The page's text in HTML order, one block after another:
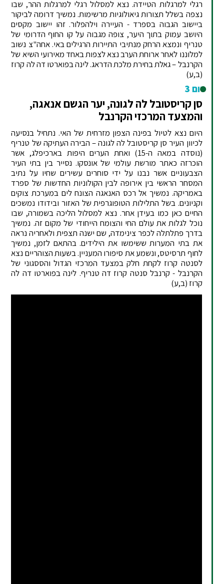
רגלי למרגלות הטיידה. נצא למסלול רגלי למרגלות ההר, שבו
נצפה בשלל תצורות גיאולוגיות מרשימות. נמשיך דרומה לביקור
ביישוב הגבוה בספרד - העיירה וילהפלור. זהו יישוב מקסים
היושב עמוק בתוך היער, צופה מגבוה על קו החוף הדרומי של
טנריף ונמצא הרחק מנתיבי התיירות הרגילים באי. אחה"צ נשוב
למלוננו לאחר ארוחת הערב נצא לצפות באחד מאירועי השיא של
הקרנבל – גאלת בחירת מלכת הדראג. לינה בפוארטו דה לה קרוז
(ב,ע)
יום 3
סן קריסטובל לה לגונה, יער הגשם אנאגה,
והמצעד המרכזי הקרנבל
היום נצא לטיול בפינה הצפון מזרחית של האי. נתחיל בנסיעה
לכיוון העיר סן קריסטובל לה לגונה – הבירה העתיקה של טנריף
(נוסדה במאה ה-15) ואחת הערים היפות בארכיפלג, אשר
הוכרזה כאתר מורשת עולמי של אונסקו. נסייר בין בתי העיר
הצבעוניים אשר נבנו על ידי סוחרים עשירים שחיו על נתיב
המסחר הראשי בין אירופה לבין הקולוניות החדשות של ספרד
באמריקה. נמשיך אל רכס האנאגה הצונח לים במערכת צוקים
וקניונים. בשל התלילות הטופוגרפית של האזור ובידודו נמשכים
החיים כאן כמו בעידן אחר. נצא למסלול הליכה בשמורה, שבו
נוכל לגלות את עולם החי והצומח הייחודי של מקום זה. נמשיך
בדרך פתלתלה לכפר צינימדה, שם ישנה תצפית ולאחריה נראה
את בתי המערות ששימשו את הילידים. בהתאם לזמן, נמשיך
לחוף תרסיטס, ונשמע את סיפורו המעניין. בשעות הצוהריים נצא
לסנטה קרוז לקחת חלק במצעד המרכזי הגדול והססגוני של
הקרנבל - קרנבל סנטה קרוז דה טנריף. לינה בפוארטו דה לה
קרוז (ב,ע)